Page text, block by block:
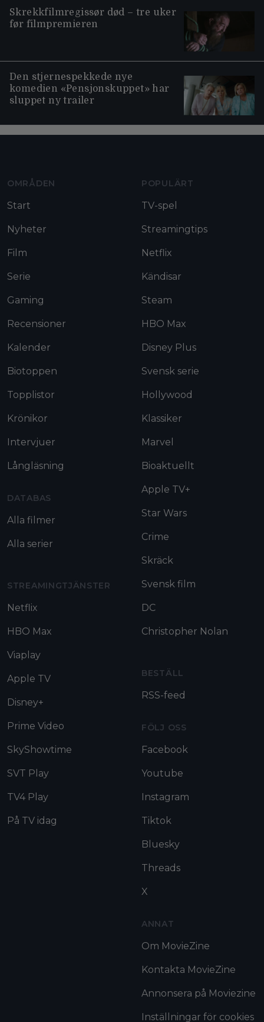
Skrekkfilmregissør død – tre uker
før filmpremieren
Den stjernespekkede nye
komedien «Pensjonskuppet» har
sluppet ny trailer
OMRÅDEN
Start
Nyheter
Film
Serie
Gaming
Recensioner
Kalender
Biotoppen
Topplistor
Krönikor
Intervjuer
Långläsning
DATABAS
Alla filmer
Alla serier
STREAMINGTJÄNSTER
Netflix
HBO Max
Viaplay
Apple TV
Disney+
Prime Video
SkyShowtime
SVT Play
TV4 Play
På TV idag
POPULÄRT
TV-spel
Streamingtips
Netflix
Kändisar
Steam
HBO Max
Disney Plus
Svensk serie
Hollywood
Klassiker
Marvel
Bioaktuellt
Apple TV+
Star Wars
Crime
Skräck
Svensk film
DC
Christopher Nolan
BESTÄLL
RSS-feed
FÖLJ OSS
Facebook
Youtube
Instagram
Tiktok
Bluesky
Threads
X
ANNAT
Om MovieZine
Kontakta MovieZine
Annonsera på Moviezine
Inställningar för cookies